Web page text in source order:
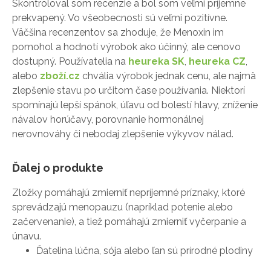
Skontroloval som recenzie a bol som veľmi príjemne
prekvapený. Vo všeobecnosti sú veľmi pozitívne.
Väčšina recenzentov sa zhoduje, že Menoxin im
pomohol a hodnotí výrobok ako účinný, ale cenovo
dostupný. Používatelia na heureka SK, heureka CZ,
alebo zboží.cz chvália výrobok jednak cenu, ale najmä
zlepšenie stavu po určitom čase používania. Niektorí
spomínajú lepší spánok, úľavu od bolestí hlavy, zníženie
návalov horúčavy, porovnanie hormonálnej
nerovnováhy či nebodaj zlepšenie výkyvov nálad.
Ďalej o produkte
Zložky pomáhajú zmierniť nepríjemné príznaky, ktoré
sprevádzajú menopauzu (napríklad potenie alebo
začervenanie), a tiež pomáhajú zmierniť vyčerpanie a
únavu.
Ďatelina lúčna, sója alebo ľan sú prírodné plodiny